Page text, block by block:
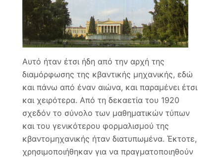
Αυτό ήταν έτσι ήδη από την αρχή της
διαμόρφωσης της κβαντικής μηχανικής, εδώ
και πάνω από έναν αιώνα, και παραμένει έτσι
και χειρότερα. Από τη δεκαετία του 1920
σχεδόν το σύνολο των μαθηματικών τύπων
και του γενικότερου φορμαλισμού της
κβαντομηχανικής ήταν διατυπωμένα. Έκτοτε,
χρησιμοποιήθηκαν για να πραγματοποιηθούν